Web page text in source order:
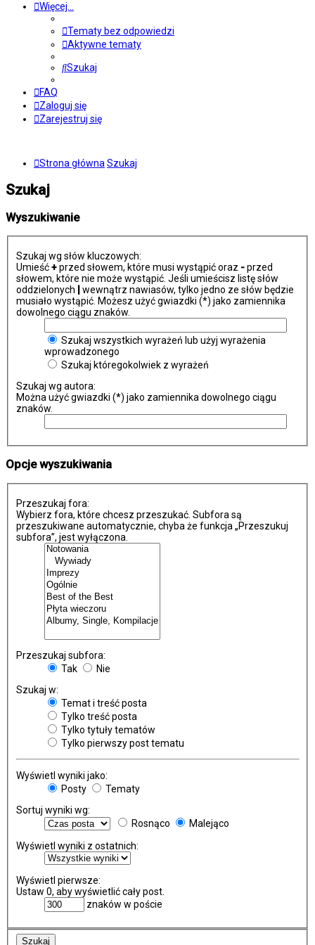
Więcej…
Tematy bez odpowiedzi
Aktywne tematy
Szukaj
FAQ
Zaloguj się
Zarejestruj się
Strona główna Szukaj
Szukaj
Wyszukiwanie
Szukaj wg słów kluczowych:
Umieść+przed słowem, które musi wystąpić oraz -przed
słowem, które nie może wystąpić. Jeśli umieścisz listę słów
oddzielonych
wewnątrz nawiasów, tylko jedno ze słów będzie
musiało wystąpić. Możesz użyć gwiazdki (*) jako zamiennika
dowolnego ciągu znaków.
Szukaj wszystkich wyrażeń lub użyj wyrażenia
wprowadzonego
Szukaj któregokolwiek z wyrażeń
Szukaj wg autora:
Można użyć gwiazdki (*) jako zamiennika dowolnego ciągu
znaków.
Opcje wyszukiwania
Przeszukaj fora:
Wybierz fora, które chcesz przeszukać. Subfora są
przeszukiwane automatycznie, chyba że funkcja „Przeszukuj
subfora”, jest wyłączona.
Przeszukaj subfora:
Tak
Nie
Szukaj w:
Temat i treść posta
Tylko treść posta
Tylko tytuły tematów
Tylko pierwszy post tematu
Wyświetl wyniki jako:
Posty
Tematy
Sortuj wyniki wg:
Rosnąco
Malejąco
Wyświetl wyniki z ostatnich:
Wyświetl pierwsze:
Ustaw 0, aby wyświetlić cały post.
znaków w poście